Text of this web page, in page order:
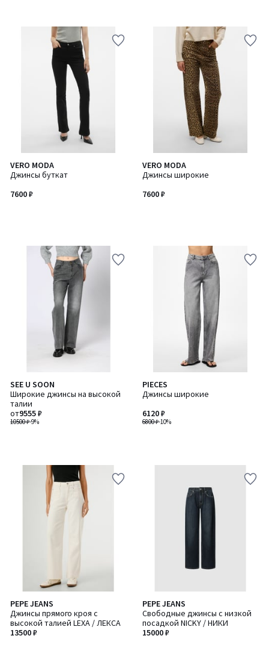
VERO MODA
Джинсы буткат
7600 ₽
VERO MODA
Джинсы широкие
7600 ₽
SEE U SOON
Широкие джинсы на высокой
талии
10500 ₽-9%
от9555 ₽
PIECES
Джинсы широкие
6800 ₽-10%
6120 ₽
PEPE JEANS
Джинсы прямого кроя с
высокой талией LEXA / ЛЕКСА
13500 ₽
PEPE JEANS
Свободные джинсы с низкой
посадкой NICKY / НИКИ
15000 ₽